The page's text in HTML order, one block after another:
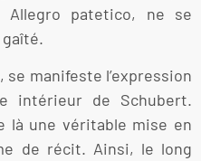
patetico, ne se
se manifeste l’expression
intérieur de Schubert.
là une véritable mise en
de récit. Ainsi, le long